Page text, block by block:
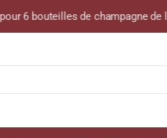
de champagne de